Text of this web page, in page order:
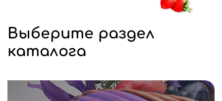
Выберите раздел
каталога